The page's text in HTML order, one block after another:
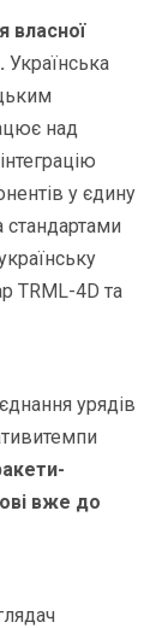
власної
Українська
над
у єдину
стандартами
TRML-4D та
урядів
темпи
вже до